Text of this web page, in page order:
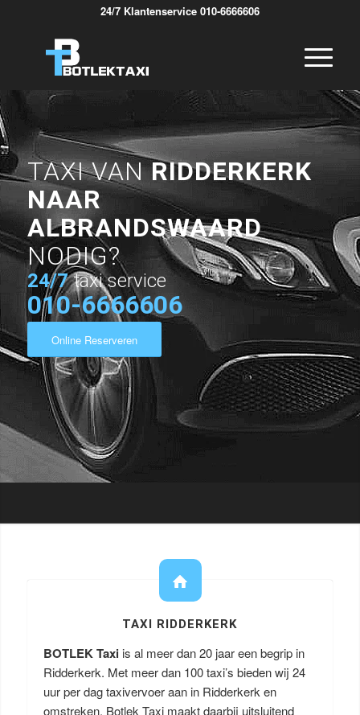
24/7 Klantenservice 010-6666606
TAXI VANRIDDERKERK
NAAR
ALBRANDSWAARD
NODIG?
24/7 taxi service
010-6666606
Online Reserveren
TAXI RIDDERKERK
BOTLEK Taxi is al meer dan 20 jaar een begrip in
Ridderkerk. Met meer dan 100 taxi’s bieden wij 24
uur per dag taxivervoer aan in Ridderkerk en
omstreken. Botlek Taxi maakt daarbij uitsluitend